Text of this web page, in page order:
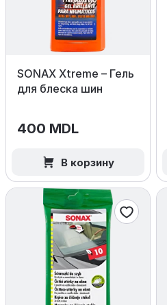
SONAX Xtreme – Гель
для блеска шин
400 MDL
В корзину